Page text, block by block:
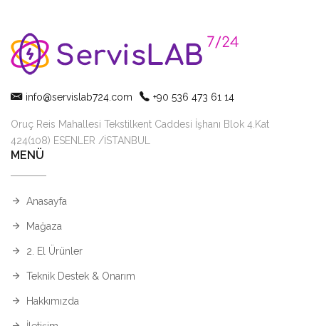
info@servislab724.com +90 536 473 61 14
Oruç Reis Mahallesi Tekstilkent Caddesi İşhanı Blok 4.Kat
424(108) ESENLER /İSTANBUL
MENÜ
Anasayfa
Mağaza
2. El Ürünler
Teknik Destek & Onarım
Hakkımızda